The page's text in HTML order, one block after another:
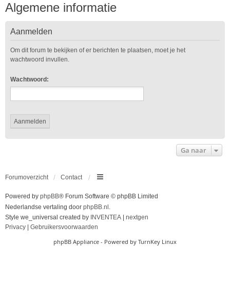
Algemene informatie
Aanmelden
Om dit forum te bekijken of er berichten te plaatsen, moet je het
wachtwoord invullen.
Wachtwoord:
Ga naar
Forumoverzicht Contact
Powered by phpBB® Forum Software © phpBB Limited
Nederlandse vertaling door phpBB.nl .
Style we_universal created by INVENTEA
nextgen
Privacy
Gebruikersvoorwaarden
phpBB Appliance - Powered by TurnKey Linux